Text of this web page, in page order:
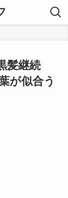
髪継続
が似合う